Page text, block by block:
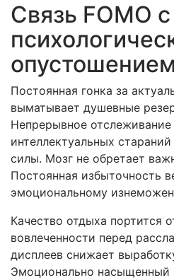
Связь FOMO с
опустошением
Постоянная гонка за
выматывает душевные
Непрерывное
интеллектуальных
силы. Мозг не обретает
Постоянная избыточность
эмоциональному
Качество отдыха портится
вовлеченности перед
дисплеев снижает
Эмоционально насыщенный